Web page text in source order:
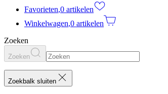
Favorieten,0 artikelen
Winkelwagen,0 artikelen
Zoeken
Zoeken
Zoekbalk sluiten